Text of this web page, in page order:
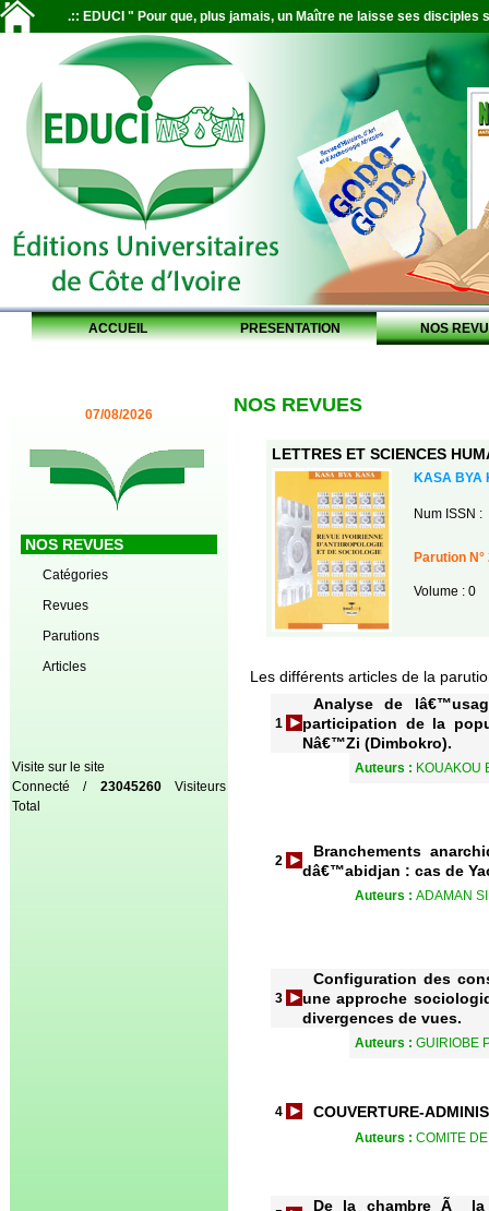
.:: EDUCI " Pour que, plus jamais, un Maître ne laisse ses disciples
ACCUEIL PRESENTATION NOS
07/08/2026
NOS REVUES
Catégories
Revues
Parutions
Articles
Visite sur le site
Connecté / 23045260Visiteurs
Total
NOS REVUES
LETTRES ET SCIENCES
KASA BYA
Num ISSN :
Parution N°
Volume : 0
Les différents articles de la
1
Analyse de
participation de la
Nâ€™Zi (Dimbokro).
Auteurs : KOUAKOU
2
Branchements
dâ€™abidjan : cas de
Auteurs : ADAMAN
3
Configuration des
une approche
divergences de vues.
Auteurs : GUIRIOBE
4 COUVERTURE-
Auteurs : COMITE
De la chambre Ã la